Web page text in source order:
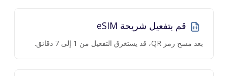
قم بتفعيل شريحة eSIM
بعد مسح رمز QR، قد يستغرق التفعيل من 1 إلى 7 دقائق.